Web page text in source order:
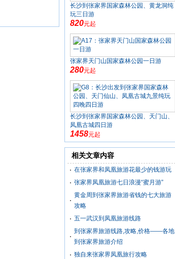
长沙到张家界国家森林公园、黄龙洞纯
玩三日游
820元起
张家界天门山国家森林公园一日游
280元起
长沙到张家界国家森林公园、天门山、
凤凰古城四日游
1458元起
相关文章内容
在张家界和凤凰旅游花最少的钱游玩
张家界凤凰旅游七日浪漫“蜜月游”
黄金周到张家界旅游省钱的七大旅游
攻略
五一武汉到凤凰旅游线路
到张家界旅游线路,攻略,价格——各地
到张家界旅游介绍
独自来张家界凤凰旅行攻略